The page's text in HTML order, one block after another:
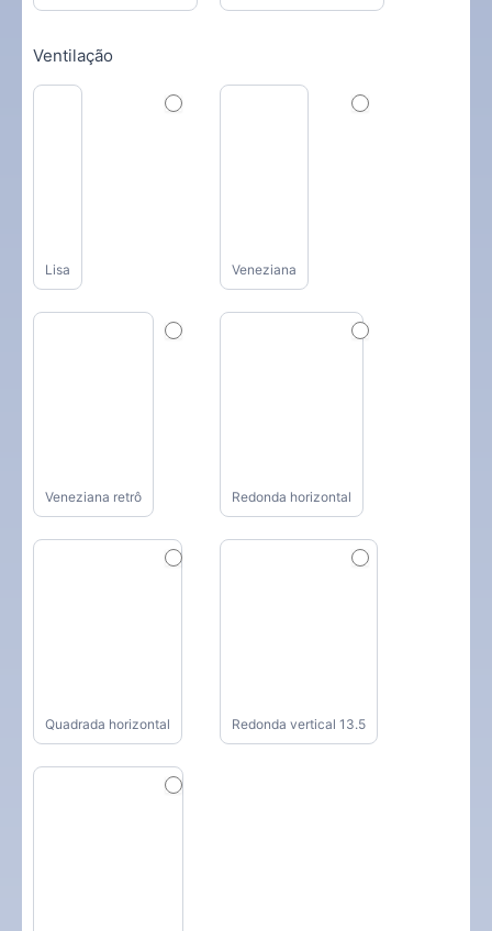
Ventilação
Lisa Veneziana
Veneziana retrô Redonda horizontal
Quadrada horizontal Redonda vertical 13.5